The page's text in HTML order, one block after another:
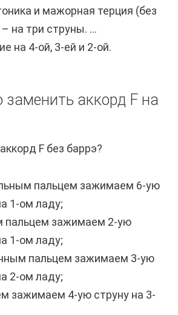
и мажорная терция (без
на три струны. ...
на 4-ой, 3-ей и 2-ой.
аккорд F на
F без баррэ?
пальцем зажимаем 6-ую
1-ом ладу;
пальцем зажимаем 2-ую
1-ом ладу;
пальцем зажимаем 3-ую
2-ом ладу;
зажимаем 4-ую струну на 3-